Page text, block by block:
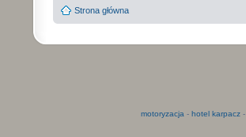
Strona główna
motoryzacja - hotel karpacz-